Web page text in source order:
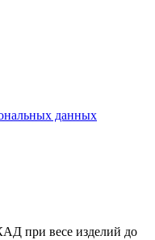
данных
при весе изделий до